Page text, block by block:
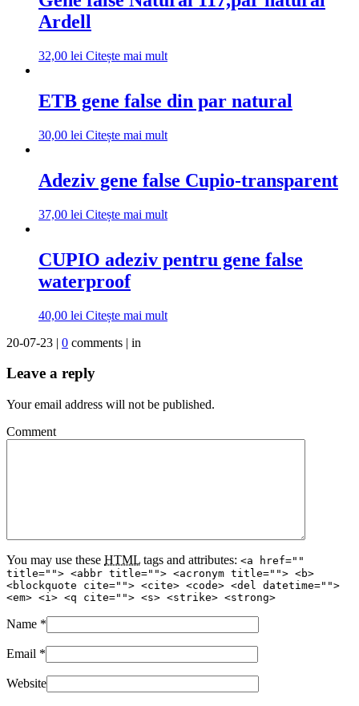
Ardell
32,00 lei Citește mai mult
ETB gene false din par natural
30,00 lei Citește mai mult
Adeziv gene false Cupio-transparent
37,00 lei Citește mai mult
CUPIO adeziv pentru gene false
waterproof
40,00 lei Citește mai mult
20-07-23 | 0 comments | in
Leave a reply
Your email address will not be published.
Comment
You may use these HTML tags and attributes: <a href=""
title=""> <abbr title=""> <acronym title=""> <b>
<blockquote cite=""> <cite> <code> <del datetime="">
<em> <i> <q cite=""> <s> <strike> <strong>
Name *
Email *
Website